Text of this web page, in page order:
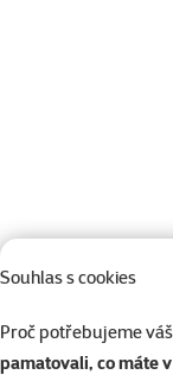
Souhlas s cookies
Proč potřebujeme
pamatovali, co máte
Filtrovat